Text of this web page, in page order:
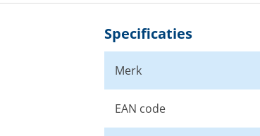
Specificaties
Merk
EAN code